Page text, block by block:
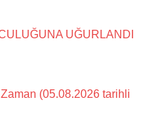
UĞURLANDI
(05.08.2026 tarihli